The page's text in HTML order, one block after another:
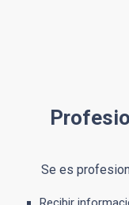
Se es